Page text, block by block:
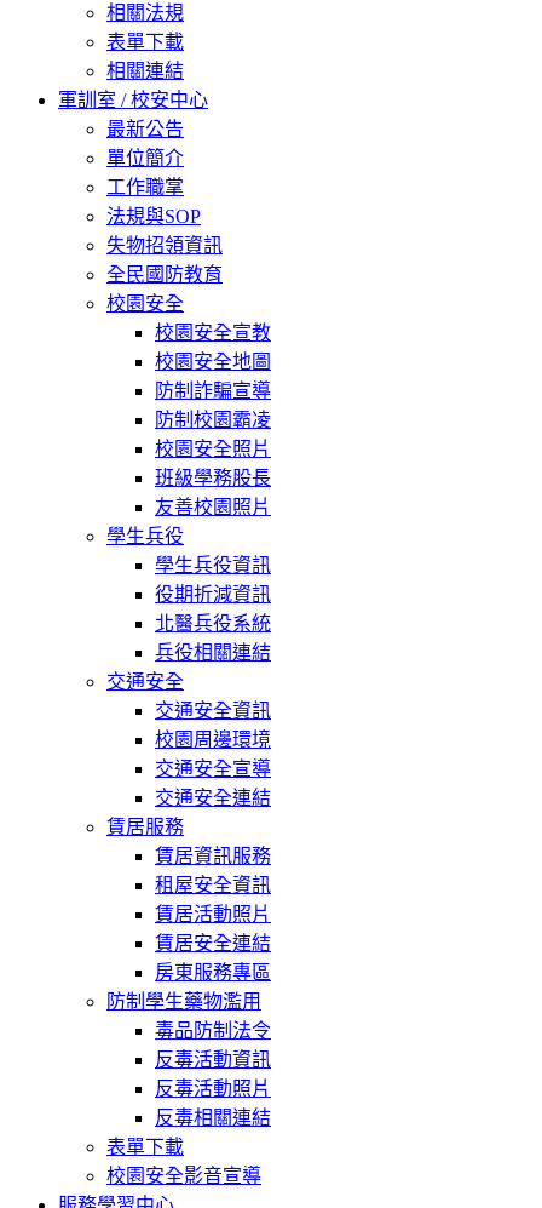
相關法規
表單下載
相關連結
軍訓室 / 校安中心
最新公告
單位簡介
工作職掌
法規與SOP
失物招領資訊
全民國防教育
校園安全
校園安全宣教
校園安全地圖
防制詐騙宣導
防制校園霸凌
校園安全照片
班級學務股長
友善校園照片
學生兵役
學生兵役資訊
役期折減資訊
北醫兵役系統
兵役相關連結
交通安全
交通安全資訊
校園周邊環境
交通安全宣導
交通安全連結
賃居服務
賃居資訊服務
租屋安全資訊
賃居活動照片
賃居安全連結
房東服務專區
防制學生藥物濫用
毒品防制法令
反毒活動資訊
反毒活動照片
反毒相關連結
表單下載
校園安全影音宣導